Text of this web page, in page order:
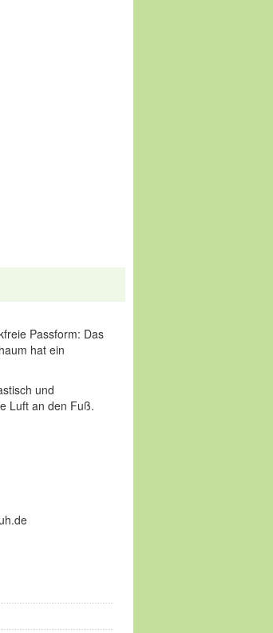
Passform: Das
hat ein
und
Luft an den Fuß.